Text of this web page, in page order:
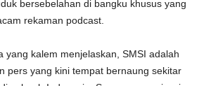
bersebelahan di bangku khusus yang
rekaman podcast.
yang kalem menjelaskan, SMSI adalah
pers yang kini tempat bernaung sekitar